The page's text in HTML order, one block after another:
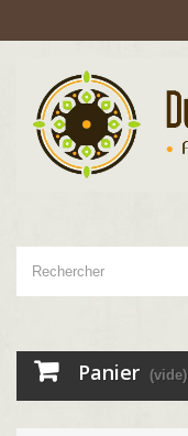
Panier (vide)